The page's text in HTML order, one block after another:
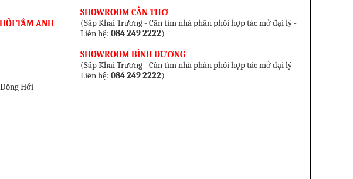
TÂM ANH
Hới
SHOWROOM CẦN THƠ
(Sắp Khai Trương - Cần tìm nhà phân phối hợp tác mở đại lý -
Liên hệ:084 249 2222)
SHOWROOM BÌNH DƯƠNG
(Sắp Khai Trương - Cần tìm nhà phân phối hợp tác mở đại lý -
Liên hệ:084 249 2222)